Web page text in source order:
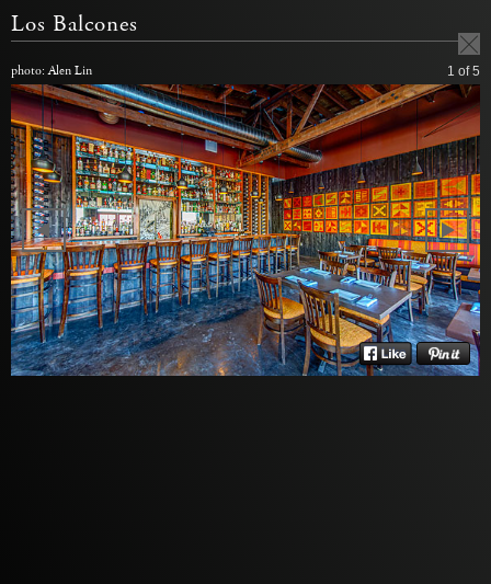
Los Balcones
photo: Alen Lin 1 of 5